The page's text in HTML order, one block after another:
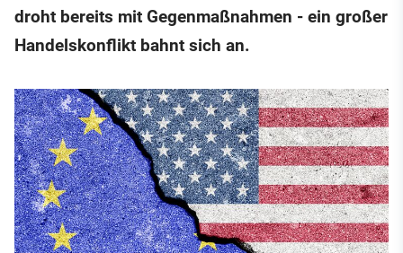
droht bereits mit Gegenmaßnahmen - ein großer
Handelskonflikt bahnt sich an.